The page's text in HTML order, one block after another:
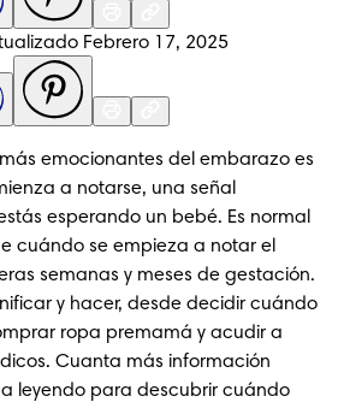
Febrero 17, 2025
emocionantes del embarazo es
a notarse, una señal
esperando un bebé. Es normal
cuándo se empieza a notar el
semanas y meses de gestación.
y hacer, desde decidir cuándo
ropa premamá y acudir a
Cuanta más información
leyendo para descubrir cuándo